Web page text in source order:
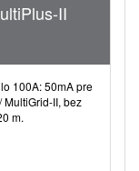
II
100A: 50mA pre
MultiGrid-II, bez
m.